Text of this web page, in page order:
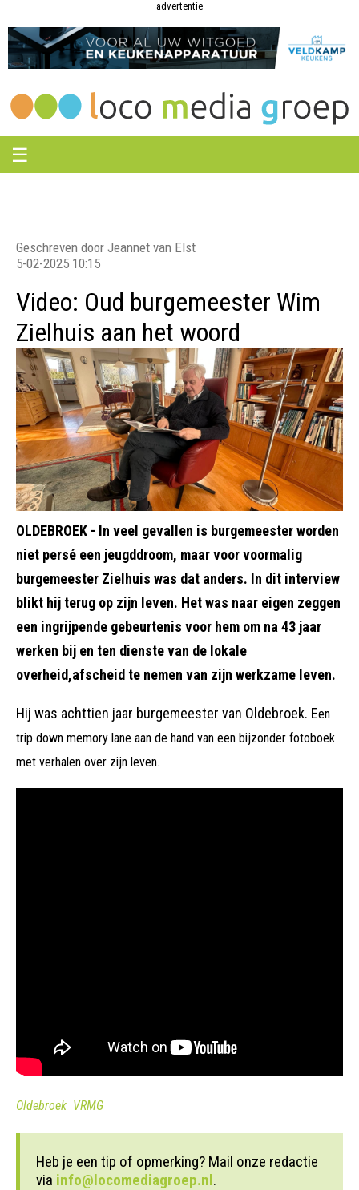
Groep
Groep
advertentie
☰
Geschreven door Jeannet van Elst
5-02-2025 10:15
Video: Oud burgemeester Wim
Zielhuis aan het woord
OLDEBROEK - In veel gevallen is burgemeester worden
niet persé een jeugddroom, maar voor voormalig
burgemeester Zielhuis was dat anders. In dit interview
blikt hij terug op zijn leven. Het was naar eigen zeggen
een ingrijpende gebeurtenis voor hem om na 43 jaar
werken bij en ten dienste van de lokale
overheid,afscheid te nemen van zijn werkzame leven.
Hij was achttien jaar burgemeester van Oldebroek. Een
trip down memory lane aan de hand van een bijzonder fotoboek
met verhalen over zijn leven.
Oldebroek VRMG
Heb je een tip of opmerking? Mail onze redactie
via info@locomediagroep.nl.